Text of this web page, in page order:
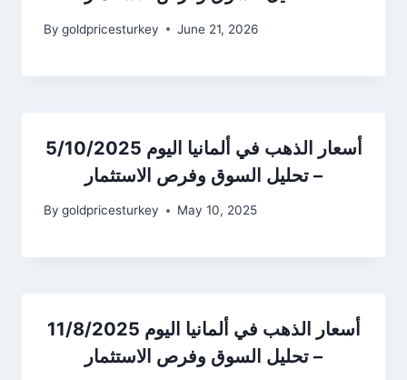
By goldpricesturkey June 21, 2026
أسعار الذهب في ألمانيا اليوم 5/10/2025
– تحليل السوق وفرص الاستثمار
By goldpricesturkey May 10, 2025
أسعار الذهب في ألمانيا اليوم 11/8/2025
– تحليل السوق وفرص الاستثمار